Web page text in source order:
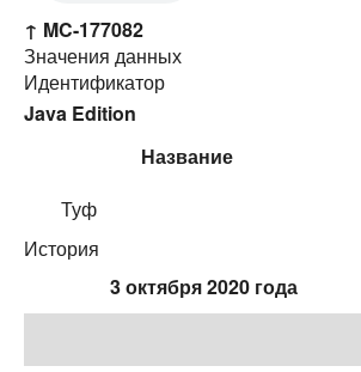
↑ MC-177082
Значения данных
Идентификатор
Java Edition
Название
Туф
История
3 октября 2020 года